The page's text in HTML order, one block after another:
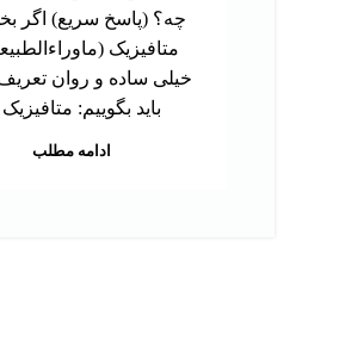
چه؟ (پاسخ سریع) اگر
متافیزیک
خیلی ساده و روان
باید بگوییم:
ادامه مطلب